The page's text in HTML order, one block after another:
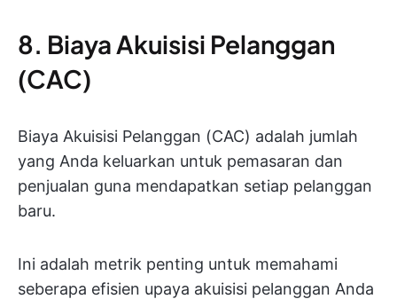
8. Biaya Akuisisi Pelanggan
(CAC)
Biaya Akuisisi Pelanggan (CAC) adalah jumlah
yang Anda keluarkan untuk pemasaran dan
penjualan guna mendapatkan setiap pelanggan
baru.
Ini adalah metrik penting untuk memahami
seberapa efisien upaya akuisisi pelanggan Anda